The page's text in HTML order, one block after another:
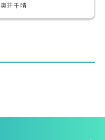
奥井千晴